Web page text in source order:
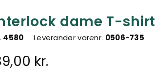
dame T-shirt
4580 Leverandør varenr. 0506-735
kr.